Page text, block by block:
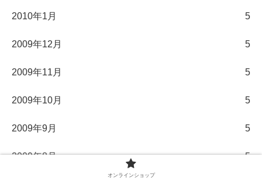
2010年1月 5
2009年12月 5
2009年11月 5
2009年10月 5
2009年9月 5
2009年8月 5
オンラインショップ